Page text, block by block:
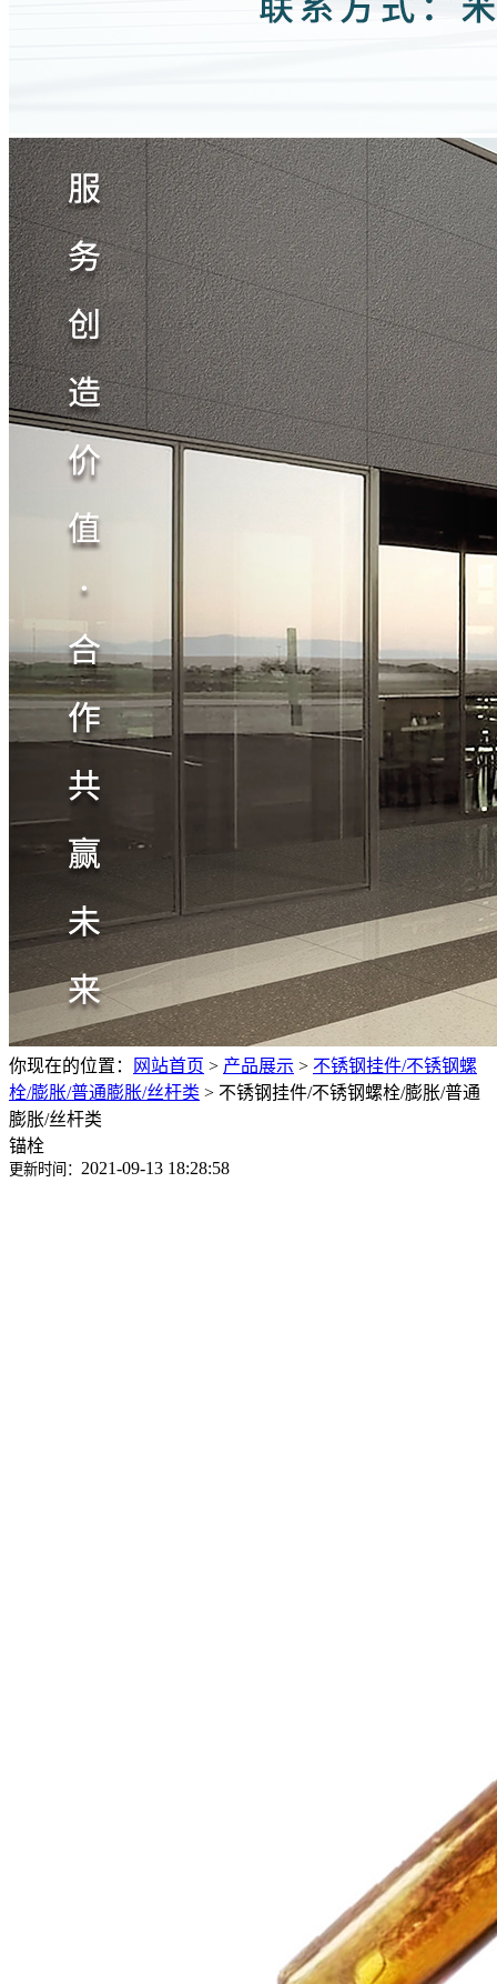
你现在的位置： 网站首页 > 产品展示 > 不锈钢挂件/不锈钢螺
栓/膨胀/普通膨胀/丝杆类 > 不锈钢挂件/不锈钢螺栓/膨胀/普通
膨胀/丝杆类
锚栓
更新时间： 2021-09-13 18:28:58